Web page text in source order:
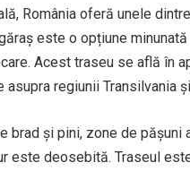
România oferă unele
este o opțiune
Acest traseu se află în
regiunii Transilvania
și pini, zone de pășuni
este deosebită. Traseul